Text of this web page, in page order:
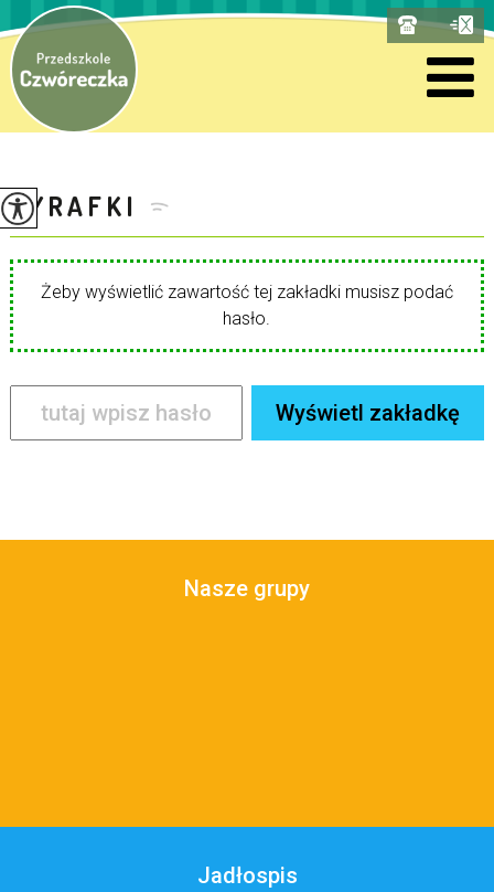
ŻYRAFKI
Żeby wyświetlić zawartość tej zakładki musisz podać
hasło.
Nasze grupy
Jadłospis